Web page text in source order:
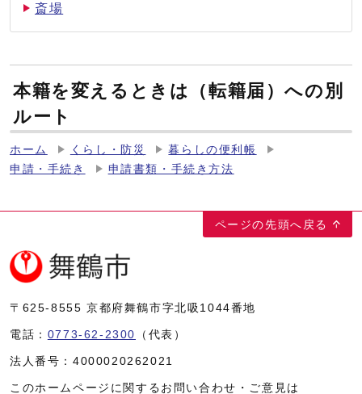
斎場
本籍を変えるときは（転籍届）への別
ルート
ホーム くらし・防災
暮らしの便利帳
申請・手続き
申請書類・手続き方法
ページの先頭へ戻る
〒625-8555 京都府舞鶴市字北吸1044番地
電話： 0773-62-2300 （代表）
法人番号： 4000020262021
このホームページに関するお問い合わせ・ご意見は